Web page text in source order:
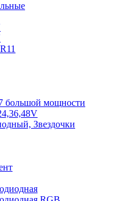
большой мощности
Звездочки